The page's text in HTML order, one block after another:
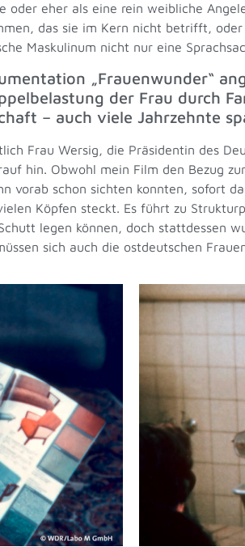
oder eher als eine rein weibliche
das sie im Kern nicht betrifft,
Maskulinum nicht nur eine
„Frauenwunder“
der Frau durch
– auch viele Jahrzehnte
Frau Wersig, die Präsidentin des
hin. Obwohl mein Film den Bezug
vorab schon sichten konnten, sofort
Köpfen steckt. Es führt zu
legen können, doch stattdessen
sich auch die ostdeutschen